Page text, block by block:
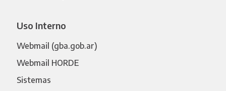
Uso Interno
Webmail (gba.gob.ar)
Webmail HORDE
Sistemas